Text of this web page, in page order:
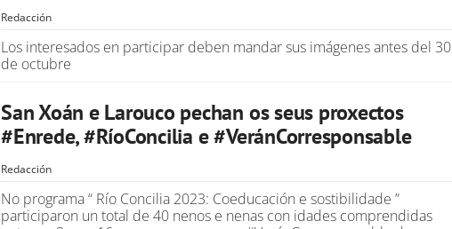
Redacción
Los interesados en participar deben mandar sus imágenes antes del 30
de octubre
San Xoán e Larouco pechan os seus proxectos
#Enrede, #RíoConcilia e #VeránCorresponsable
Redacción
No programa “ Río Concilia 2023: Coeducación e sostibilidade ”
participaron un total de 40 nenos e nenas con idades comprendidas